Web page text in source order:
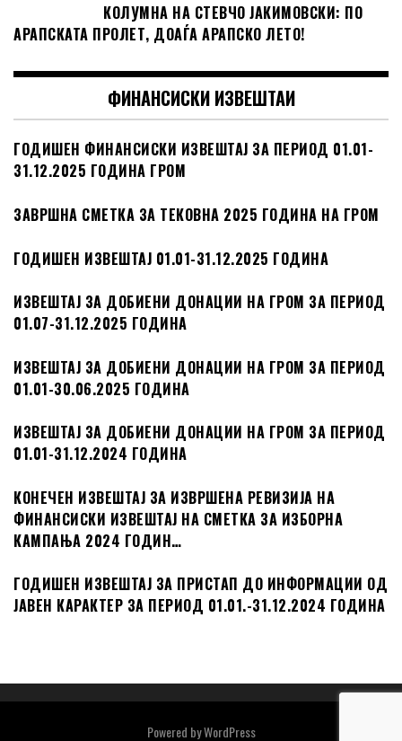
КОЛУМНА НА СТЕВЧО ЈАКИМОВСКИ: ПО
АРАПСКАТА ПРОЛЕТ, ДОАЃА АРАПСКО ЛЕТО!
ФИНАНСИСКИ ИЗВЕШТАИ
ГОДИШЕН ФИНАНСИСКИ ИЗВЕШТАЈ ЗА ПЕРИОД 01.01-
31.12.2025 ГОДИНА ГРОМ
ЗАВРШНА СМЕТКА ЗА ТЕКОВНА 2025 ГОДИНА НА ГРОМ
ГОДИШЕН ИЗВЕШТАЈ 01.01-31.12.2025 ГОДИНА
ИЗВЕШТАЈ ЗА ДОБИЕНИ ДОНАЦИИ НА ГРОМ ЗА ПЕРИОД
01.07-31.12.2025 ГОДИНА
ИЗВЕШТАЈ ЗА ДОБИЕНИ ДОНАЦИИ НА ГРОМ ЗА ПЕРИОД
01.01-30.06.2025 ГОДИНА
ИЗВЕШТАЈ ЗА ДОБИЕНИ ДОНАЦИИ НА ГРОМ ЗА ПЕРИОД
01.01-31.12.2024 ГОДИНА
КОНЕЧЕН ИЗВЕШТАЈ ЗА ИЗВРШЕНА РЕВИЗИЈА НА
ФИНАНСИСКИ ИЗВЕШТАЈ НА СМЕТКА ЗА ИЗБОРНА
КАМПАЊА 2024 ГОДИН…
ГОДИШЕН ИЗВЕШТАЈ ЗА ПРИСТАП ДО ИНФОРМАЦИИ ОД
ЈАВЕН КАРАКТЕР ЗА ПЕРИОД 01.01.-31.12.2024 ГОДИНА
Powered byWordPress